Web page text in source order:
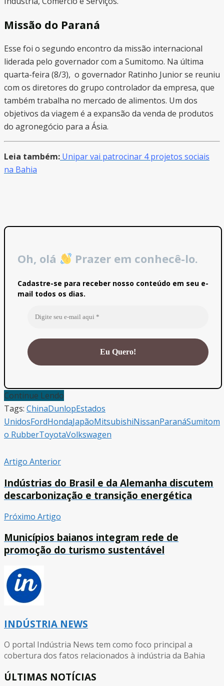
Missão do Paraná
Esse foi o segundo encontro da missão internacional
liderada pelo governador com a Sumitomo. Na última
quarta-feira (8/3), o governador Ratinho Junior se reuniu
com os diretores do grupo controlador da empresa, que
também trabalha no mercado de alimentos. Um dos
objetivos da viagem é a expansão da venda de produtos
do agronegócio para a Ásia.
Leia também: Unipar vai patrocinar 4 projetos sociais
na Bahia
Oh, olá Prazer em conhecê-lo.
Cadastre-se para receber nosso conteúdo em seu e-
mail todos os dias.
Continue Lendo
Tags: ChinaDunlopEstados
UnidosFordHondaJapãoMitsubishiNissanParanáSumitom
o RubberToyotaVolkswagen
Artigo Anterior
Indústrias do Brasil e da Alemanha discutem
descarbonização e transição energética
Próximo Artigo
Municípios baianos integram rede de
promoção do turismo sustentável
INDÚSTRIA NEWS
O portal Indústria News tem como foco principal a
cobertura dos fatos relacionados à indústria da Bahia
ÚLTIMAS NOTÍCIAS